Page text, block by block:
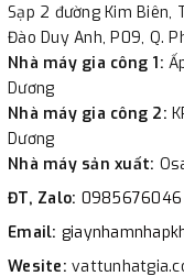
Sạp 2 đường Kim Biên,
Đào Duy Anh, P09, Q.
Nhà máy gia công 1:
Dương
Nhà máy gia công 2:
Dương
Nhà máy sản xuất:
ĐT, Zalo: 0985676046
Email:
Wesite: